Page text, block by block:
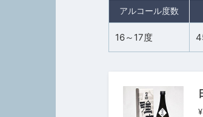
アルコール度数
16～17度